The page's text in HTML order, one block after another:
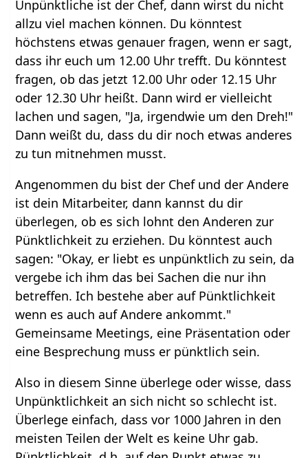
Unpünktliche ist der Chef, dann wirst du nicht
allzu viel machen können. Du könntest
höchstens etwas genauer fragen, wenn er sagt,
dass ihr euch um 12.00 Uhr trefft. Du könntest
fragen, ob das jetzt 12.00 Uhr oder 12.15 Uhr
oder 12.30 Uhr heißt. Dann wird er vielleicht
lachen und sagen, "Ja, irgendwie um den Dreh!"
Dann weißt du, dass du dir noch etwas anderes
zu tun mitnehmen musst.
Angenommen du bist der Chef und der Andere
ist dein Mitarbeiter, dann kannst du dir
überlegen, ob es sich lohnt den Anderen zur
Pünktlichkeit zu erziehen. Du könntest auch
sagen: "Okay, er liebt es unpünktlich zu sein, da
vergebe ich ihm das bei Sachen die nur ihn
betreffen. Ich bestehe aber auf Pünktlichkeit
wenn es auch auf Andere ankommt."
Gemeinsame Meetings, eine Präsentation oder
eine Besprechung muss er pünktlich sein.
Also in diesem Sinne überlege oder wisse, dass
Unpünktlichkeit an sich nicht so schlecht ist.
Überlege einfach, dass vor 1000 Jahren in den
meisten Teilen der Welt es keine Uhr gab.